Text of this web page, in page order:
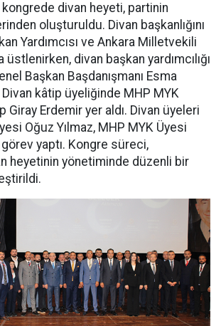
divan heyeti, partinin
oluşturuldu. Divan başkanlığını
Yardımcısı ve Ankara Milletvekili
divan başkan yardımcılığı
Başkan Başdanışmanı Esma
kâtip üyeliğinde MHP MYK
Giray Erdemir yer aldı. Divan üyeleri
Oğuz Yılmaz, MHP MYK Üyesi
görev yaptı. Kongre süreci,
heyetinin yönetiminde düzenli bir